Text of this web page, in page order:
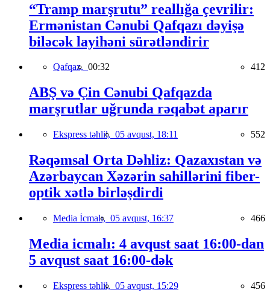
“Tramp marşrutu” reallığa çevrilir:
Ermənistan Cənubi Qafqazı dəyişə
biləcək layihəni sürətləndirir
Qafqaz, 00:32 412
ABŞ və Çin Cənubi Qafqazda
marşrutlar uğrunda rəqabət aparır
Ekspress təhlil, 05 avqust, 18:11 552
Rəqəmsal Orta Dəhliz: Qazaxıstan və
Azərbaycan Xəzərin sahillərini fiber-
optik xətlə birləşdirdi
Media İcmalı, 05 avqust, 16:37 466
Media icmalı: 4 avqust saat 16:00-dan
5 avqust saat 16:00-dək
Ekspress təhlil, 05 avqust, 15:29 456